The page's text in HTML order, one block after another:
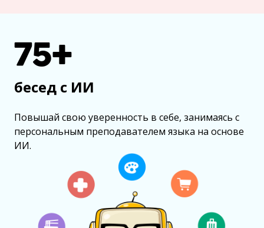
75+
бесед с ИИ
Повышай свою уверенность в себе, занимаясь с
персональным преподавателем языка на основе
ИИ.